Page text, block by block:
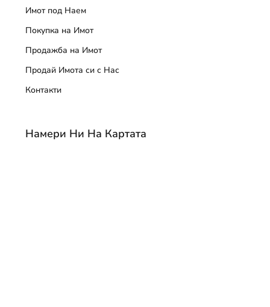
Имот под Наем
Покупка на Имот
Продажба на Имот
Продай Имота си с Нас
Контакти
Намери Ни На Картата